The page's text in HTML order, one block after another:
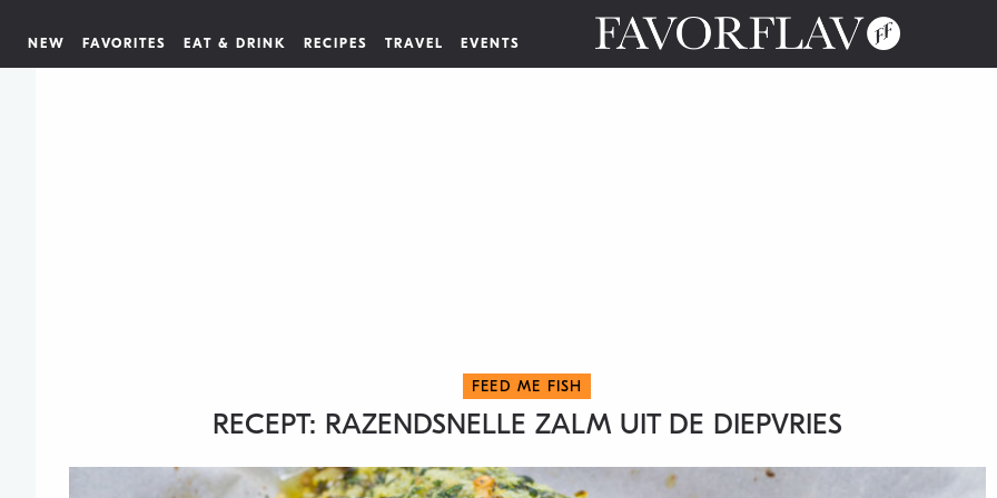
NEW FAVORITES EAT & DRINK RECIPES TRAVEL EVENTS
FEED ME FISH
RECEPT: RAZENDSNELLE ZALM UIT DE DIEPVRIES